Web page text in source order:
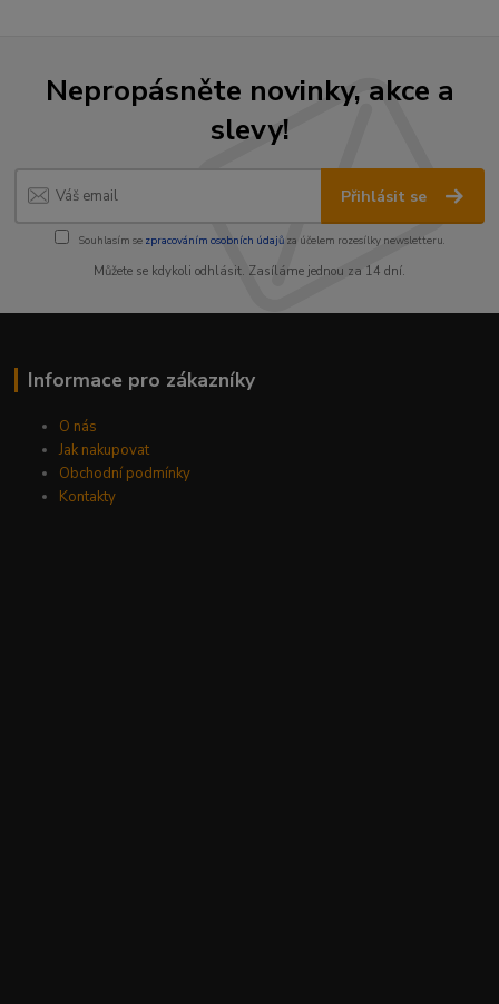
Nepropásněte novinky, akce a
slevy!
Přihlásit se
Souhlasím se zpracováním osobních údajůza účelem rozesílky newsletteru.
Můžete se kdykoli odhlásit. Zasíláme jednou za 14 dní.
Informace pro zákazníky
O nás
Jak nakupovat
Obchodní podmínky
Kontakty